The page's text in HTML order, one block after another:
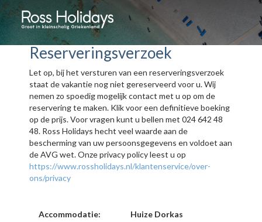
Reserveringsverzoek
Let op, bij het versturen van een reserveringsverzoek
staat de vakantie nog niet gereserveerd voor u. Wij
nemen zo spoedig mogelijk contact met u op om de
reservering te maken. Klik voor een definitieve boeking
op de prijs. Voor vragen kunt u bellen met 024 642 48
48. Ross Holidays hecht veel waarde aan de
bescherming van uw persoonsgegevens en voldoet aan
de AVG wet. Onze privacy policy leest u op
https://www.rossholidays.nl/klantenservice/over-
ons/privacy
Accommodatie: Huize Dorkas